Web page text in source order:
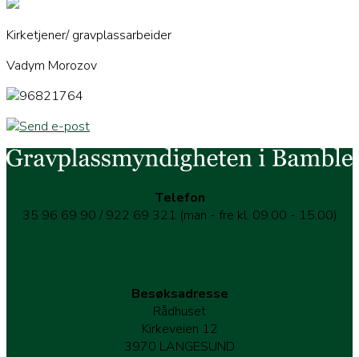
Kirketjener/ gravplassarbeider
Vadym Morozov
96821764
Send e-post
Telefon
35 96 69 90 / 922 69 321 (man - fre kl. 09.00 - 15.00)
Besøksadresse
Rådhuset
Kirkeveien 12
3970 LANGESUND